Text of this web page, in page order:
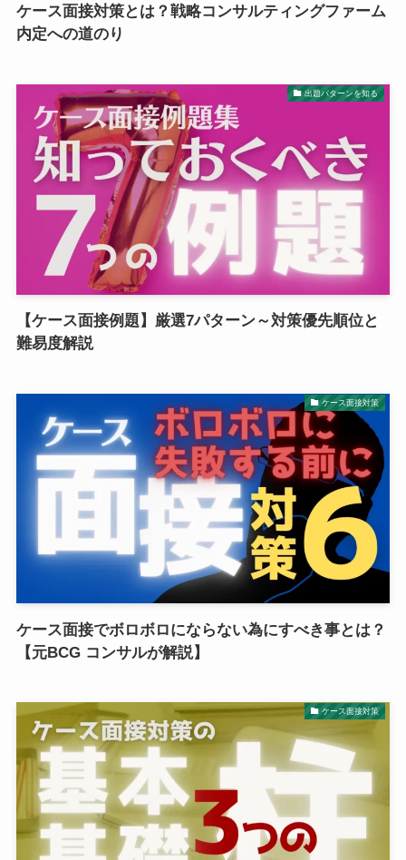
ケース面接対策とは？戦略コンサルティングファーム
内定への道のり
出題パターンを知る
【ケース面接例題】厳選7パターン～対策優先順位と
難易度解説
ケース面接対策
ケース面接でボロボロにならない為にすべき事とは？
【元BCG コンサルが解説】
ケース面接対策